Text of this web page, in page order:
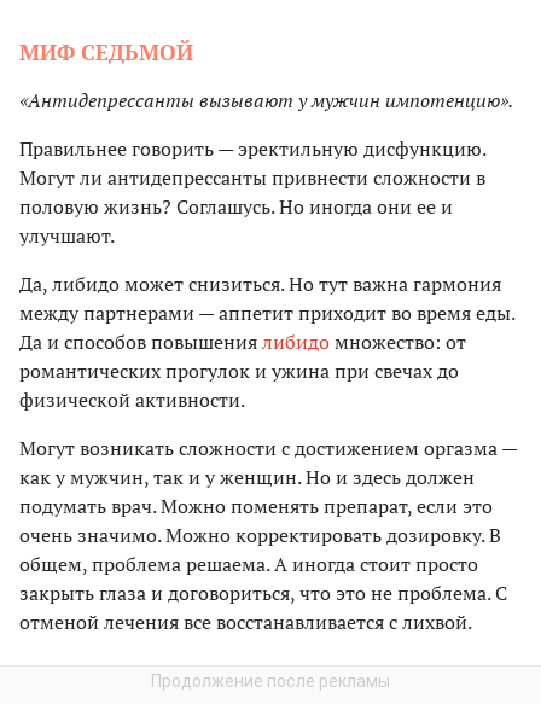
МИФ СЕДЬМОЙ
«Антидепрессанты вызывают у мужчин импотенцию».
Правильнее говорить — эректильную дисфункцию.
Могут ли антидепрессанты привнести сложности в
половую жизнь? Соглашусь. Но иногда они ее и
улучшают.
Да, либидо может снизиться. Но тут важна гармония
между партнерами — аппетит приходит во время еды.
Да и способов повышениялибидомножество: от
романтических прогулок и ужина при свечах до
физической активности.
Могут возникать сложности с достижением оргазма —
как у мужчин, так и у женщин. Но и здесь должен
подумать врач. Можно поменять препарат, если это
очень значимо. Можно корректировать дозировку. В
общем, проблема решаема. А иногда стоит просто
закрыть глаза и договориться, что это не проблема. С
отменой лечения все восстанавливается с лихвой.